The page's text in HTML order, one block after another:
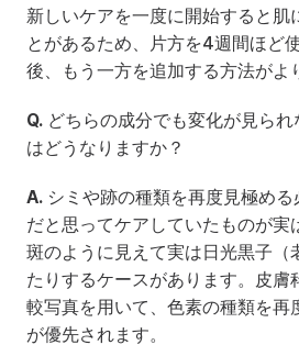
新しいケアを一度に開始すると肌
とがあるため、片方を4週間ほど
後、もう一方を追加する方法がよ
Q. どちらの成分でも変化が見ら
はどうなりますか？
A. シミや跡の種類を再度見極め
だと思ってケアしていたものが実
斑のように見えて実は日光黒子（
たりするケースがあります。皮膚
較写真を用いて、色素の種類を再
が優先されます。